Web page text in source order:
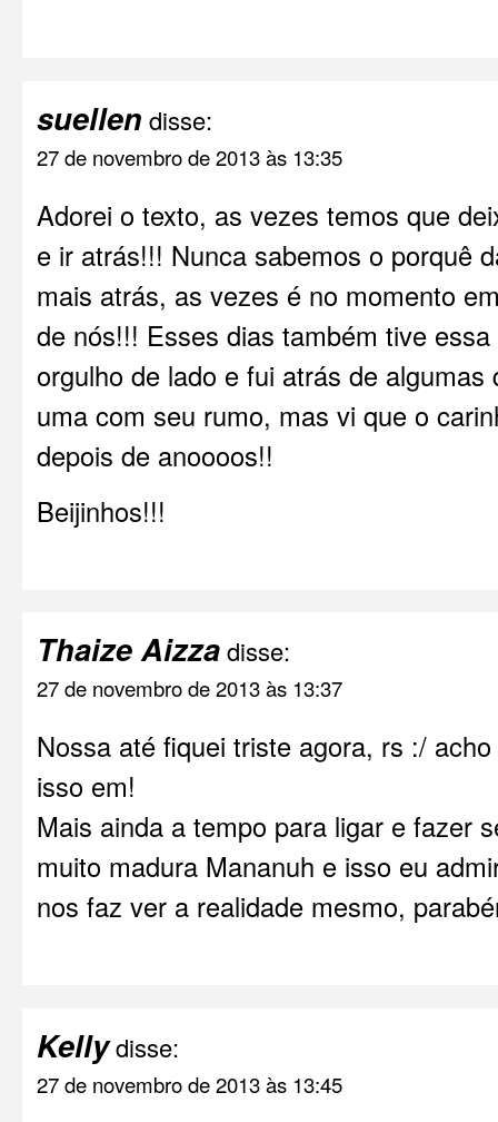
suellen disse:
27 de novembro de 2013 às 13:35
Adorei o texto, as vezes temos que
e ir atrás!!! Nunca sabemos o porquê
mais atrás, as vezes é no momento
de nós!!! Esses dias também tive
orgulho de lado e fui atrás de
uma com seu rumo, mas vi que o
depois de anoooos!!
Beijinhos!!!
Thaize Aizzadisse:
27 de novembro de 2013 às 13:37
Nossa até fiquei triste agora, rs :/
isso em!
Mais ainda a tempo para ligar e fazer
muito madura Mananuh e isso eu
nos faz ver a realidade mesmo,
Kellydisse:
27 de novembro de 2013 às 13:45